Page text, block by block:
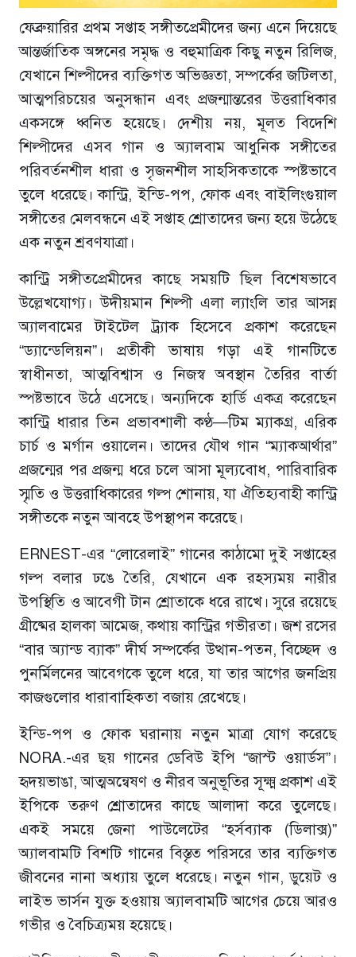
ফেব্রুয়ারির প্রথম সপ্তাহ সঙ্গীতপ্রেমীদের জন্য এনে দিয়েছে
আন্তর্জাতিক অঙ্গনের সমৃদ্ধ ও বহুমাত্রিক কিছু নতুন রিলিজ,
যেখানে শিল্পীদের ব্যক্তিগত অভিজ্ঞতা, সম্পর্কের জটিলতা,
আত্মপরিচয়ের অনুসন্ধান এবং প্রজন্মান্তরের উত্তরাধিকার
একসঙ্গে ধ্বনিত হয়েছে। দেশীয় নয়, মূলত বিদেশি
শিল্পীদের এসব গান ও অ্যালবাম আধুনিক সঙ্গীতের
পরিবর্তনশীল ধারা ও সৃজনশীল সাহসিকতাকে স্পষ্টভাবে
তুলে ধরেছে। কান্ট্রি, ইন্ডি-পপ, ফোক এবং বাইলিংগুয়াল
সঙ্গীতের মেলবন্ধনে এই সপ্তাহ শ্রোতাদের জন্য হয়ে উঠেছে
এক নতুন শ্রবণযাত্রা।
কান্ট্রি সঙ্গীতপ্রেমীদের কাছে সময়টি ছিল বিশেষভাবে
উল্লেখযোগ্য। উদীয়মান শিল্পী এলা ল্যাংলি তার আসন্ন
অ্যালবামের টাইটেল ট্র্যাক হিসেবে প্রকাশ করেছেন
“ড্যান্ডেলিয়ন”। প্রতীকী ভাষায় গড়া এই গানটিতে
স্বাধীনতা, আত্মবিশ্বাস ও নিজস্ব অবস্থান তৈরির বার্তা
স্পষ্টভাবে উঠে এসেছে। অন্যদিকে হার্ডি একত্র করেছেন
কান্ট্রি ধারার তিন প্রভাবশালী কণ্ঠ—টিম ম্যাকগ্র, এরিক
চার্চ ও মর্গান ওয়ালেন। তাদের যৌথ গান “ম্যাকআর্থার”
প্রজন্মের পর প্রজন্ম ধরে চলে আসা মূল্যবোধ, পারিবারিক
স্মৃতি ও উত্তরাধিকারের গল্প শোনায়, যা ঐতিহ্যবাহী কান্ট্রি
সঙ্গীতকে নতুন আবহে উপস্থাপন করেছে।
ERNEST-এর “লোরেলাই” গানের কাঠামো দুই সপ্তাহের
গল্প বলার ঢঙে তৈরি, যেখানে এক রহস্যময় নারীর
উপস্থিতি ও আবেগী টান শ্রোতাকে ধরে রাখে। সুরে রয়েছে
গ্রীষ্মের হালকা আমেজ, কথায় কান্ট্রির গভীরতা। জশ রসের
“বার অ্যান্ড ব্যাক” দীর্ঘ সম্পর্কের উত্থান-পতন, বিচ্ছেদ ও
পুনর্মিলনের আবেগকে তুলে ধরে, যা তার আগের জনপ্রিয়
কাজগুলোর ধারাবাহিকতা বজায় রেখেছে।
ইন্ডি-পপ ও ফোক ঘরানায় নতুন মাত্রা যোগ করেছে
NORA.-এর ছয় গানের ডেবিউ ইপি “জাস্ট ওয়ার্ডস”।
হৃদয়ভাঙা, আত্মঅন্বেষণ ও নীরব অনুভূতির সূক্ষ্ম প্রকাশ এই
ইপিকে তরুণ শ্রোতাদের কাছে আলাদা করে তুলেছে।
একই সময়ে জেনা পাউলেটের “হর্সব্যাক (ডিলাক্স)”
অ্যালবামটি বিশটি গানের বিস্তৃত পরিসরে তার ব্যক্তিগত
জীবনের নানা অধ্যায় তুলে ধরেছে। নতুন গান, ডুয়েট ও
লাইভ ভার্সন যুক্ত হওয়ায় অ্যালবামটি আগের চেয়ে আরও
গভীর ও বৈচিত্র্যময় হয়েছে।